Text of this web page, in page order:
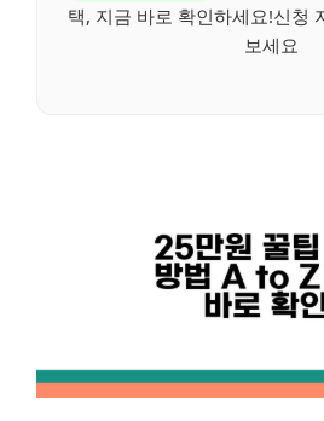
택, 지금 바로 확인하세요!신청
보세요